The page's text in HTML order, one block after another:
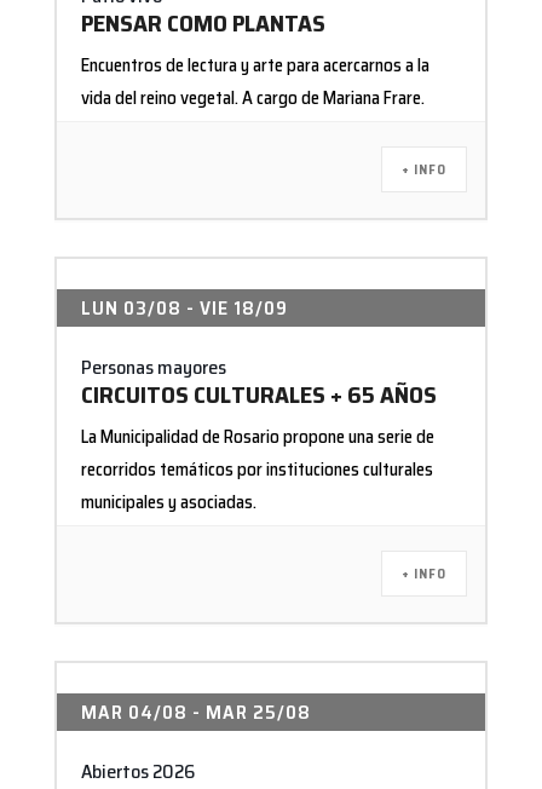
PENSAR COMO PLANTAS
Encuentros de lectura y arte para acercarnos a la
vida del reino vegetal. A cargo de Mariana Frare.
+ INFO
LUN 03/08 - VIE 18/09
Personas mayores
CIRCUITOS CULTURALES + 65 AÑOS
La Municipalidad de Rosario propone una serie de
recorridos temáticos por instituciones culturales
municipales y asociadas.
+ INFO
MAR 04/08 - MAR 25/08
Abiertos 2026